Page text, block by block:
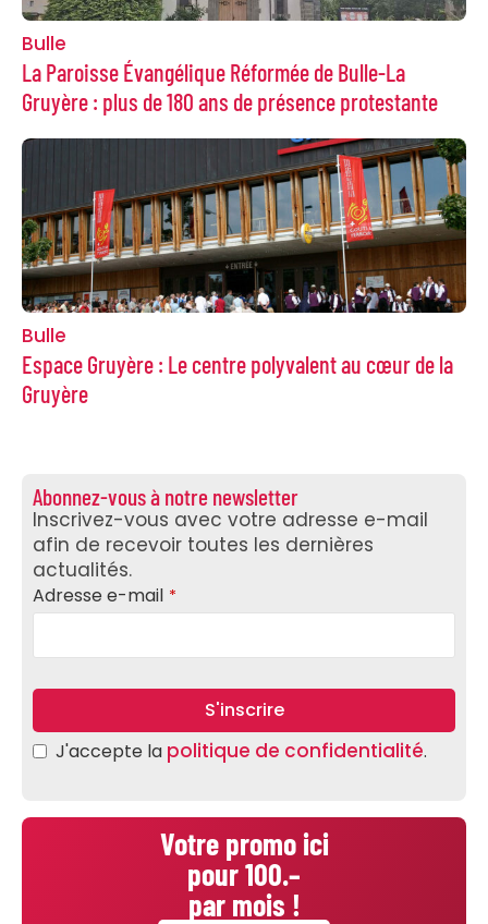
Bulle
La Paroisse Évangélique Réformée de Bulle-La
Gruyère : plus de 180 ans de présence protestante
Bulle
Espace Gruyère : Le centre polyvalent au cœur de la
Gruyère
Abonnez-vous à notre newsletter
Inscrivez-vous avec votre adresse e-mail
afin de recevoir toutes les dernières
actualités.
Adresse e-mail *
S'inscrire
J'accepte la politique de confidentialité.
Number *
Votre promo ici
pour 100.–
par mois !